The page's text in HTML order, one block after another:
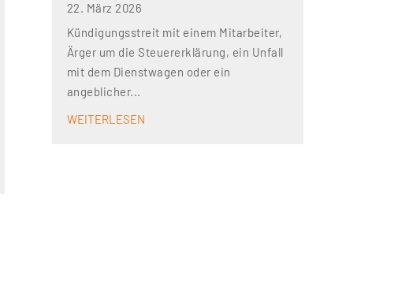
22. März 2026
Kündigungsstreit mit einem Mitarbeiter,
Ärger um die Steuererklärung, ein Unfall
mit dem Dienstwagen oder ein
angeblicher...
WEITERLESEN